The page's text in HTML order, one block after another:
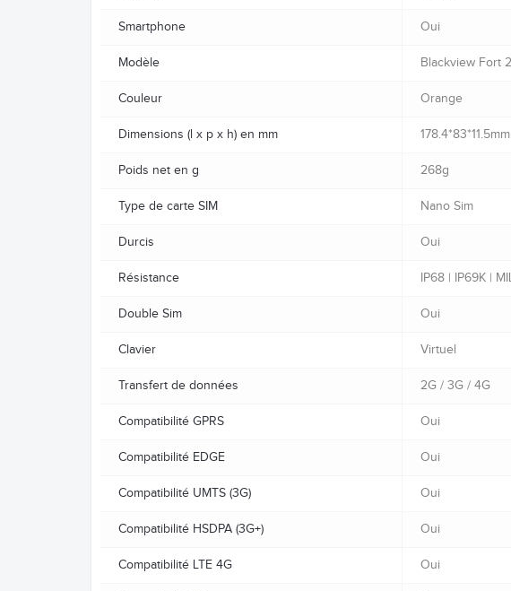
Smartphone Oui
Modèle Blackview Fort
Couleur Orange
Dimensions (l x p x h) en mm 178.4*83*11.5mm
Poids net en g 268g
Type de carte SIM Nano Sim
Durcis Oui
Résistance IP68 | IP69K |
Double Sim Oui
Clavier Virtuel
Transfert de données 2G / 3G / 4G
Compatibilité GPRS Oui
Compatibilité EDGE Oui
Compatibilité UMTS (3G) Oui
Compatibilité HSDPA (3G+) Oui
Compatibilité LTE 4G Oui